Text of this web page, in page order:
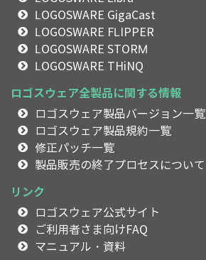
LOGOSWARE GigaCast
LOGOSWARE FLIPPER
LOGOSWARE STORM
LOGOSWARE THiNQ
ロゴスウェア全製品に関する情報
ロゴスウェア製品バージョン一覧
ロゴスウェア製品規約一覧
修正パッチ一覧
製品販売の終了プロセスについて
リンク
ロゴスウェア公式サイト
ご利用者さま向けFAQ
マニュアル・資料